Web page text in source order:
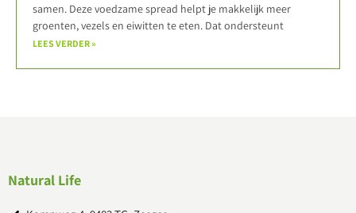
samen. Deze voedzame spread helpt je makkelijk meer
groenten, vezels en eiwitten te eten. Dat ondersteunt
LEES VERDER »
Natural Life